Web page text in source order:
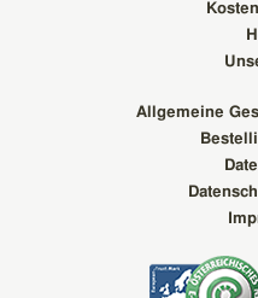
Allgemeine